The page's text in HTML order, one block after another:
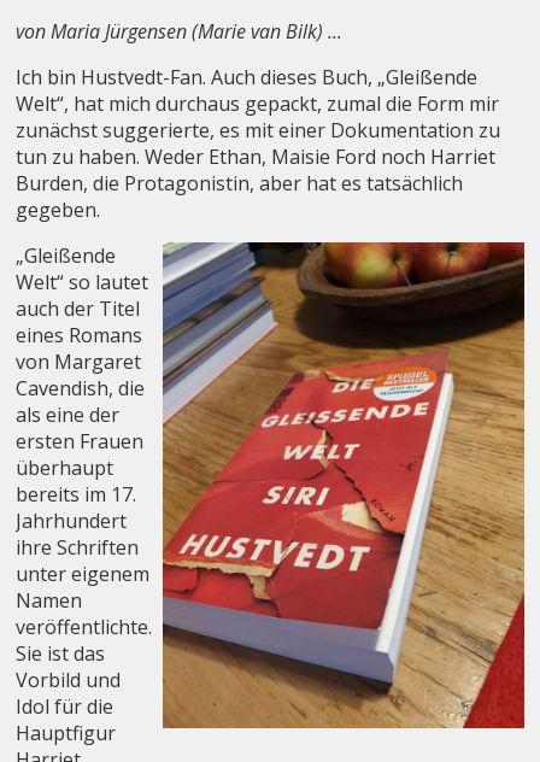
von Maria Jürgensen (Marie van Bilk) ...
Ich bin Hustvedt-Fan. Auch dieses Buch, „Gleißende
Welt“, hat mich durchaus gepackt, zumal die Form mir
zunächst suggerierte, es mit einer Dokumentation zu
tun zu haben. Weder Ethan, Maisie Ford noch Harriet
Burden, die Protagonistin, aber hat es tatsächlich
gegeben.
„Gleißende
Welt“ so lautet
auch der Titel
eines Romans
von Margaret
Cavendish, die
als eine der
ersten Frauen
überhaupt
bereits im 17.
Jahrhundert
ihre Schriften
unter eigenem
Namen
veröffentlichte.
Sie ist das
Vorbild und
Idol für die
Hauptfigur